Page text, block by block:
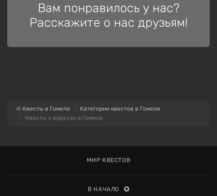
Вам понравилось у нас?
Расскажите о нас друзьям!
Квесты в Гомеле
Категории квестов в Гомеле
Квесты о вирусах в Гомеле
МИР КВЕСТОВ
В НАЧАЛО